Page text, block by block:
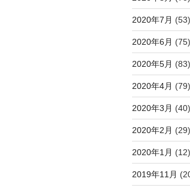
2020年7月 (53)
2020年6月 (75)
2020年5月 (83)
2020年4月 (79)
2020年3月 (40)
2020年2月 (29)
2020年1月 (12)
2019年11月